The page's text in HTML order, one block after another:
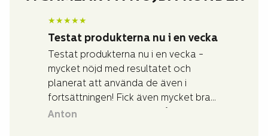
★★★★★
Testat produkterna nu i en vecka
Testat produkterna nu i en vecka -
mycket nöjd med resultatet och
planerat att använda de även i
fortsättningen! Fick även mycket bra
och snabb assistans vid frågor jag
Anton